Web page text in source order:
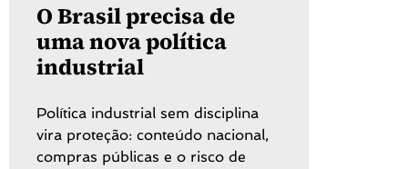
O Brasil precisa de
uma nova política
industrial
Política industrial sem disciplina
vira proteção: conteúdo nacional,
compras públicas e o risco de